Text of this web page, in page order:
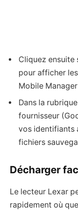
Cliquez ensuite
pour afficher
Mobile Manager
Dans la
fournisseur
vos identifiants
fichiers
Décharger
Le lecteur Lexar
rapidement où